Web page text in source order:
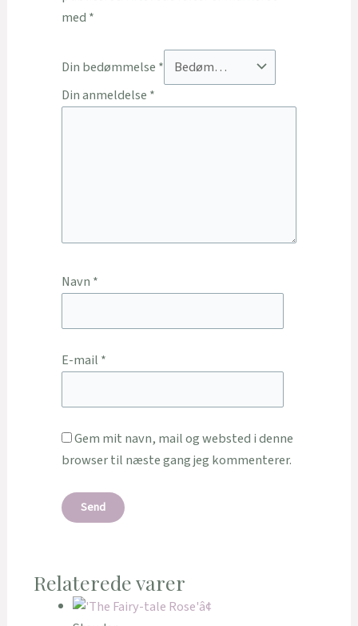
med *
Din bedømmelse *
Din anmeldelse *
Navn *
E-mail *
Gem mit navn, mail og websted i denne
browser til næste gang jeg kommenterer.
Relaterede varer